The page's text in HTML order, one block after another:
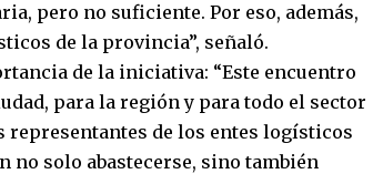
pero no suficiente. Por eso, además,
de la provincia”, señaló.
de la iniciativa: “Este encuentro
para la región y para todo el sector
representantes de los entes logísticos
no solo abastecerse, sino también